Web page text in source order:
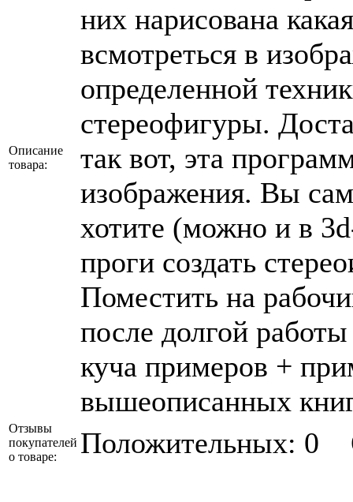
Описание
товара:
них нарисована
всмотреться в
определенной
стереофигуры.
так вот, эта
изображения. Вы
хотите (можно и в
проги создать
Поместить на
после долгой
куча примеров +
вышеописанных
Отзывы
покупателей
о товаре:
Положительных: 0